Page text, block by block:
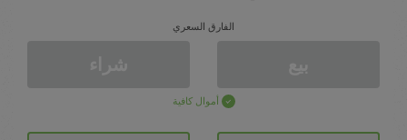
الفارق السعري
أموال كافية